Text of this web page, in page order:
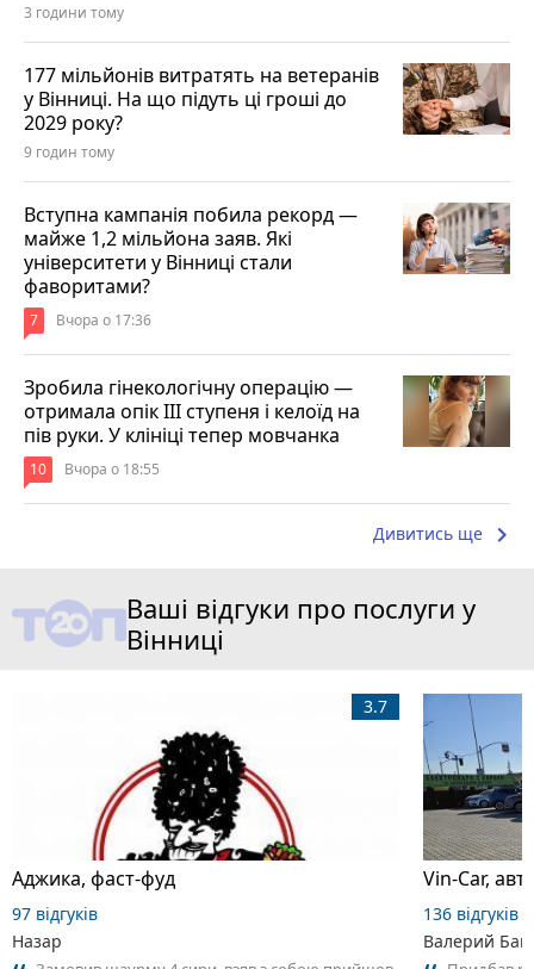
3 години тому
177 мільйонів витратять на ветеранів
у Вінниці. На що підуть ці гроші до
2029 року?
9 годин тому
Вступна кампанія побила рекорд —
майже 1,2 мільйона заяв. Які
університети у Вінниці стали
фаворитами?
7 Вчора о 17:36
Зробила гінекологічну операцію —
отримала опік ІІІ ступеня і келоїд на
пів руки. У клініці тепер мовчанка
10 Вчора о 18:55
Дивитись ще keyboard_arrow_right
Ваші відгуки про послуги у
Вінниці
Аджика, фаст-фуд
3.7
97 відгуків
Назар
Vin-Car,
136 відгуків
Валерий